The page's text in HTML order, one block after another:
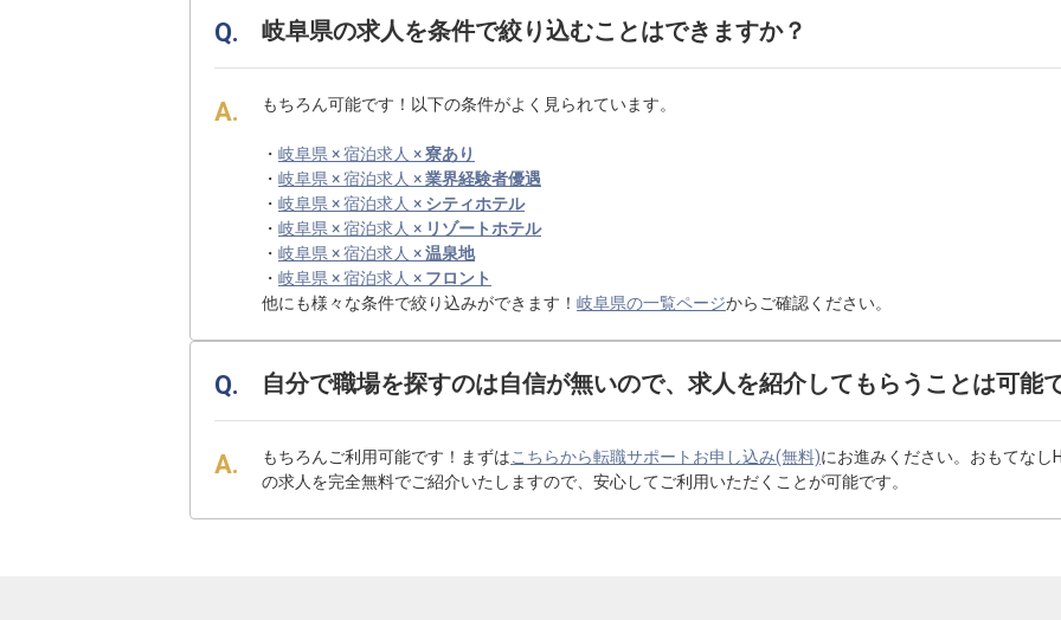
岐阜県の求人を条件で絞り込むことはできますか？
もちろん可能です！以下の条件がよく見られています。
・ 岐阜県 × 宿泊求人 ×寮あり
・ 岐阜県 × 宿泊求人 ×業界経験者優遇
・ 岐阜県 × 宿泊求人 × シティホテル
・ 岐阜県 × 宿泊求人 × リゾートホテル
・ 岐阜県 × 宿泊求人 ×温泉地
・ 岐阜県 × 宿泊求人 × フロント
他にも様々な条件で絞り込みができます！ 岐阜県の一覧ページからご確認ください。
自分で職場を探すのは自信が無いので、求人を紹介してもらうことは可能
もちろんご利用可能です！まずはこちらから転職サポートお申し込み(無料)にお進みください。おもてなし
の求人を完全無料でご紹介いたしますので、安心してご利用いただくことが可能です。